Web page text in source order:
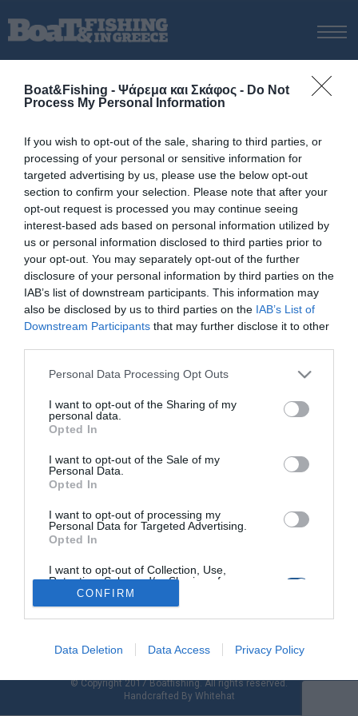
Boat&Fishing - Ψάρεμα και Σκάφος - Do Not
Process My Personal Information
If you wish to opt-out of the sale, sharing to third parties, or
processing of your personal or sensitive information for
targeted advertising by us, please use the below opt-out
section to confirm your selection. Please note that after your
opt-out request is processed you may continue seeing
interest-based ads based on personal information utilized by
us or personal information disclosed to third parties prior to
your opt-out. You may separately opt-out of the further
disclosure of your personal information by third parties on the
IAB’s list of downstream participants. This information may
also be disclosed by us to third parties on the IAB’s List of
Downstream Participants that may further disclose it to other
Personal Data Processing Opt Outs
I want to opt-out of the Sharing of my
personal data.
Opted In
I want to opt-out of the Sale of my
Personal Data.
Opted In
I want to opt-out of processing my
Personal Data for Targeted Advertising.
Opted In
I want to opt-out of Collection, Use,
Retention, Sale, and/or Sharing of my
Personal Data that Is Unrelated with the
Purposes for which it was collected.
Opted Out
CONFIRM
Data Deletion Data Access Privacy Policy
ΝΕΑ
ΨΑΡΕΜΑ ΑΠΟ ΑΚΤΗ
ΨΑΡΕΜΑ ΑΠΟ ΣΚΑΦΟΣ
ΨΑΡΟΤΟΥΦΕΚΟ
ΣΚΑΦΟΣ
VIDEO
ΕΞΟΠΛΙΣΜΟΣ
ΘΕΣΣΑΛΟΝΙΚΗ BOAT & FISHING SHOW 2025
BOAT & FISHING SHOW 2025
Tag:Ψάρεμα και Θερμοκλινές
Συρτή: Ψάρεμα & Θερμοκλινές
ιδιότητας να διατηρεί τη θερµοκρασία του σταθερή µέσω των
χηµικών αντιδράσεων. Και κυρίως των καύσεων που
πραγµατοποιεί µηχανικά στον οργανισµό του. Σε αντίθεση, τα
ψάρια έχουν ψυχρό αίµα και προσαρµόζονται στη θερµοκρασία
του περιβάλλοντος νερού. Ανάλογα µε το µέγεθος και το
είδος του ψαριού. Διαφοροποιείται η θερµοκρασία […]
© Copyright 2017 Boatfishing. All rights reserved.
Handcrafted By Whitehat